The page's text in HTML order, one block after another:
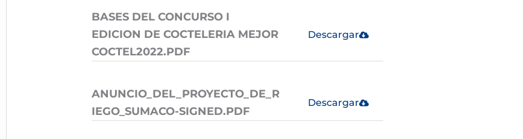
BASES DEL CONCURSO I
EDICION DE COCTELERIA MEJOR
COCTEL2022.PDF
Descargar
ANUNCIO_DEL_PROYECTO_DE_R
IEGO_SUMACO-SIGNED.PDF
Descargar